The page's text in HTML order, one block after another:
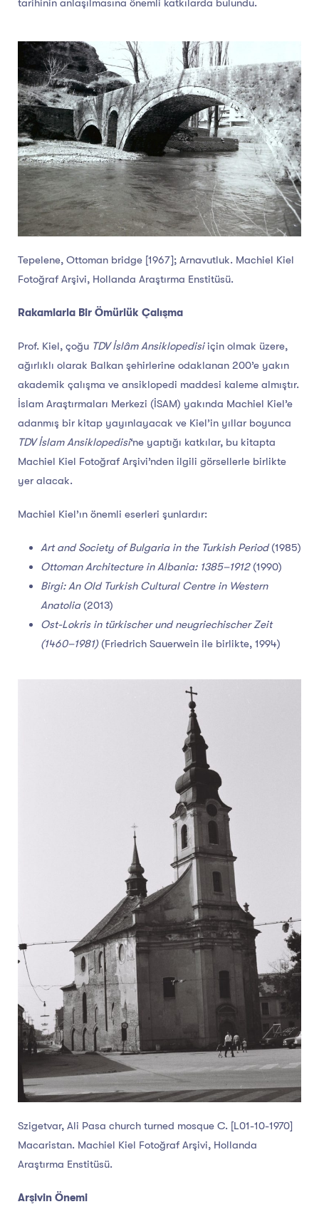
tarihinin anlaşılmasına önemli katkılarda bulundu.
Tepelene, Ottoman bridge [1967]; Arnavutluk. Machiel Kiel
Fotoğraf Arşivi, Hollanda Araştırma Enstitüsü.
Rakamlarla Bir Ömürlük Çalışma
Prof. Kiel, çoğu TDV İslâm Ansiklopedisiiçin olmak üzere,
ağırlıklı olarak Balkan şehirlerine odaklanan 200’e yakın
akademik çalışma ve ansiklopedi maddesi kaleme almıştır.
İslam Araştırmaları Merkezi (İSAM) yakında Machiel Kiel’e
adanmış bir kitap yayınlayacak ve Kiel’in yıllar boyunca
TDV İslam Ansiklopedisi‘ne yaptığı katkılar, bu kitapta
Machiel Kiel Fotoğraf Arşivi’nden ilgili görsellerle birlikte
yer alacak.
Machiel Kiel’ın önemli eserleri şunlardır:
Art and Society of Bulgaria in the Turkish Period(1985)
Ottoman Architecture in Albania: 1385–1912(1990)
Birgi: An Old Turkish Cultural Centre in Western
Anatolia(2013)
Ost-Lokris in türkischer und neugriechischer Zeit
(1460–1981)(Friedrich Sauerwein ile birlikte, 1994)
Szigetvar, Ali Pasa church turned mosque C. [L01-10-1970]
Macaristan. Machiel Kiel Fotoğraf Arşivi, Hollanda
Araştırma Enstitüsü.
Arşivin Önemi